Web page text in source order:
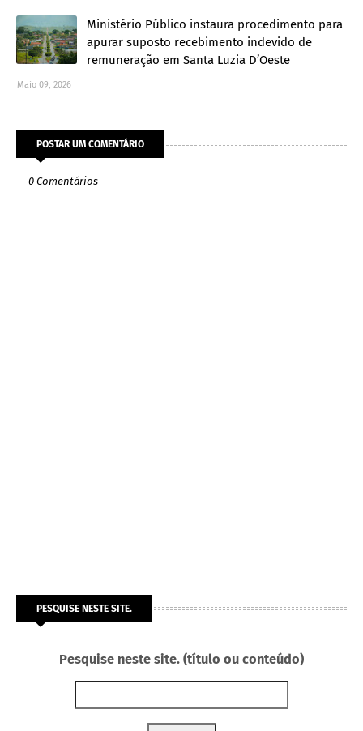
Ministério Público instaura procedimento para
apurar suposto recebimento indevido de
remuneração em Santa Luzia D’Oeste
Maio 09, 2026
POSTAR UM COMENTÁRIO
0 Comentários
PESQUISE NESTE SITE.
Pesquise neste site. (título ou conteúdo)